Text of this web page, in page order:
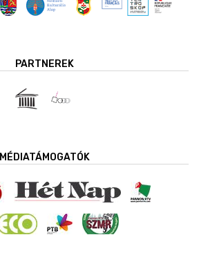
PARTNEREK
MÉDIATÁMOGATÓK